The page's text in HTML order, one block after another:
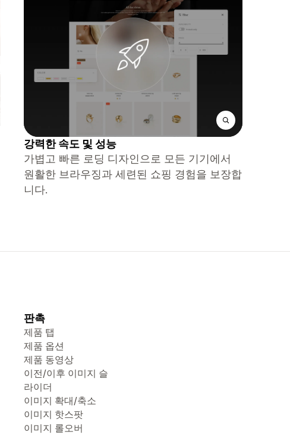
강력한 속도 및 성능
가볍고 빠른 로딩 디자인으로 모든 기기에서
원활한 브라우징과 세련된 쇼핑 경험을 보장합
니다.
판촉
제품 탭
제품 옵션
제품 동영상
이전/이후 이미지 슬
라이더
이미지 확대/축소
이미지 핫스팟
이미지 롤오버